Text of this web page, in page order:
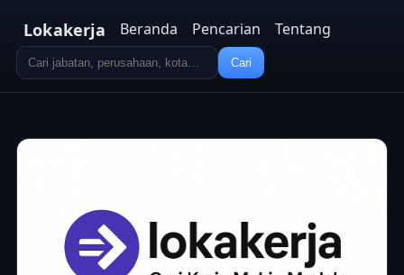
Lokakerja Beranda Pencarian Tentang
Cari